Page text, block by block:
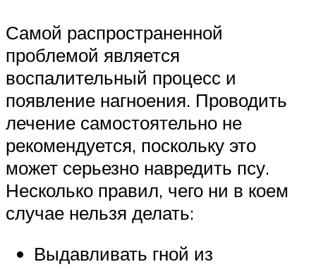
Самой распространенной
проблемой является
воспалительный процесс и
появление нагноения. Проводить
лечение самостоятельно не
рекомендуется, поскольку это
может серьезно навредить псу.
Несколько правил, чего ни в коем
случае нельзя делать:
Выдавливать гной из